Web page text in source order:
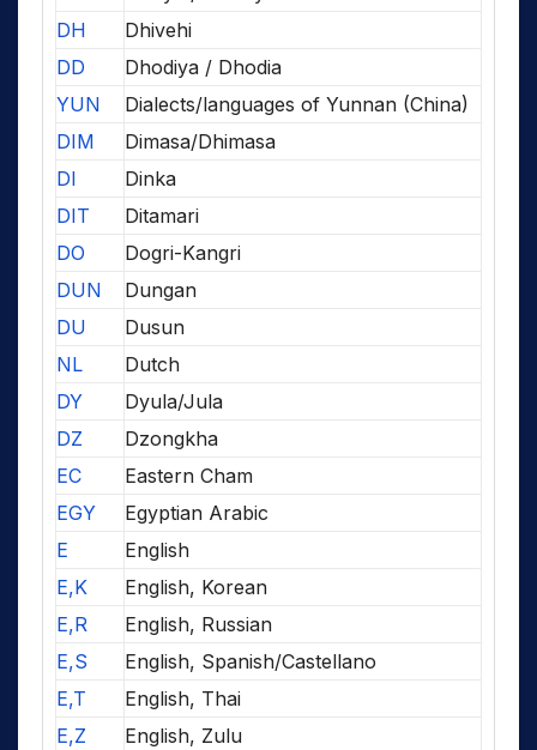
DH
Dhivehi
DD
Dhodiya / Dhodia
YUN
Dialects/languages of Yunnan (China)
DIM
Dimasa/Dhimasa
DI
Dinka
DIT
Ditamari
DO
Dogri-Kangri
DUN
Dungan
DU
Dusun
NL
Dutch
DY
Dyula/Jula
DZ
Dzongkha
EC
Eastern Cham
EGY
Egyptian Arabic
E
English
E,K
English, Korean
E,R
English, Russian
E,S
English, Spanish/Castellano
E,T
English, Thai
E,Z
English, Zulu